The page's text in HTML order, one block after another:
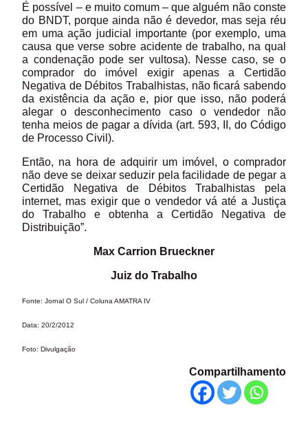
É possível – e muito comum – que alguém não conste
do BNDT, porque ainda não é devedor, mas seja réu
em uma ação judicial importante (por exemplo, uma
causa que verse sobre acidente de trabalho, na qual
a condenação pode ser vultosa). Nesse caso, se o
comprador do imóvel exigir apenas a Certidão
Negativa de Débitos Trabalhistas, não ficará sabendo
da existência da ação e, pior que isso, não poderá
alegar o desconhecimento caso o vendedor não
tenha meios de pagar a dívida (art. 593, II, do Código
de Processo Civil).
Então, na hora de adquirir um imóvel, o comprador
não deve se deixar seduzir pela facilidade de pegar a
Certidão Negativa de Débitos Trabalhistas pela
internet, mas exigir que o vendedor vá até a Justiça
do Trabalho e obtenha a Certidão Negativa de
Distribuição”.
Max Carrion Brueckner
Juiz do Trabalho
Fonte: Jornal O Sul / Coluna AMATRA IV
Data: 20/2/2012
Foto: Divulgação
Compartilhamento